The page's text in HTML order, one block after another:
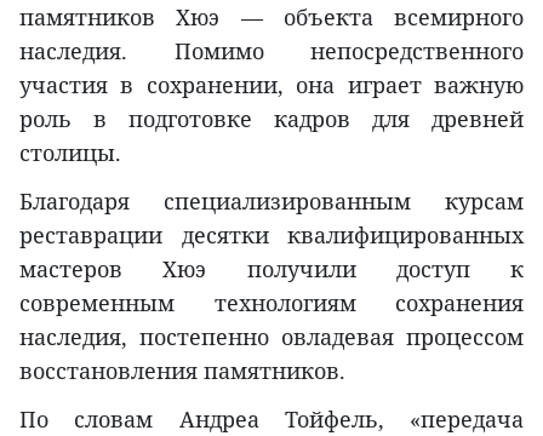
памятников Хюэ — объекта всемирного
наследия. Помимо непосредственного
участия в сохранении, она играет важную
роль в подготовке кадров для древней
столицы.
Благодаря специализированным курсам
реставрации десятки квалифицированных
мастеров Хюэ получили доступ к
современным технологиям сохранения
наследия, постепенно овладевая процессом
восстановления памятников.
По словам Андреа Тойфель, «передача